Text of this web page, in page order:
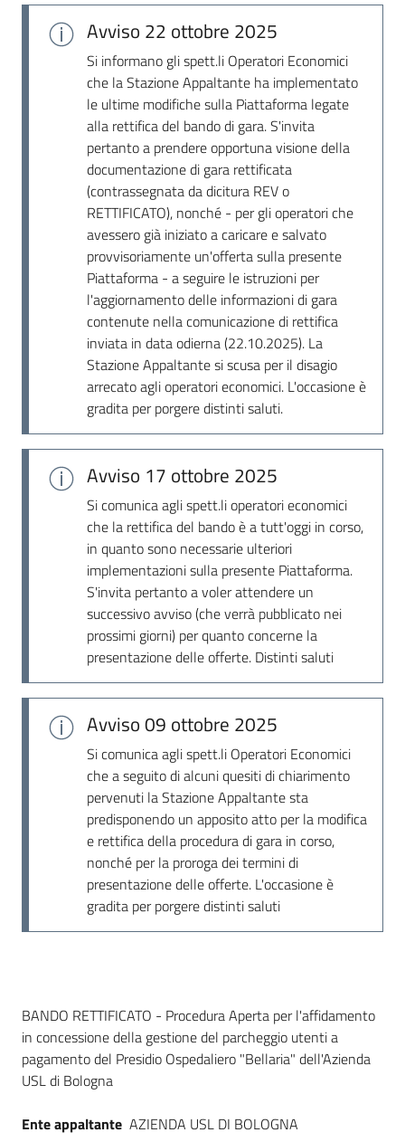
Piattaforme
telematiche
Avviso 22 ottobre 2025
Si informano gli spett.li Operatori Economici
che la Stazione Appaltante ha implementato
le ultime modifiche sulla Piattaforma legate
alla rettifica del bando di gara. S'invita
pertanto a prendere opportuna visione della
documentazione di gara rettificata
(contrassegnata da dicitura REV o
RETTIFICATO), nonché - per gli operatori che
avessero già iniziato a caricare e salvato
provvisoriamente un'offerta sulla presente
Piattaforma - a seguire le istruzioni per
l'aggiornamento delle informazioni di gara
contenute nella comunicazione di rettifica
inviata in data odierna (22.10.2025). La
Stazione Appaltante si scusa per il disagio
arrecato agli operatori economici. L'occasione è
gradita per porgere distinti saluti.
Avviso 17 ottobre 2025
Si comunica agli spett.li operatori economici
che la rettifica del bando è a tutt'oggi in corso,
in quanto sono necessarie ulteriori
implementazioni sulla presente Piattaforma.
S'invita pertanto a voler attendere un
successivo avviso (che verrà pubblicato nei
prossimi giorni) per quanto concerne la
presentazione delle offerte. Distinti saluti
Avviso09 ottobre 2025
Si comunica agli spett.li Operatori Economici
che a seguito di alcuni quesiti di chiarimento
pervenuti la Stazione Appaltante sta
predisponendo un apposito atto per la modifica
e rettifica della procedura di gara in corso,
nonché per la proroga dei termini di
presentazione delle offerte. L'occasione è
gradita per porgere distinti saluti
Dati del bando
BANDO RETTIFICATO - Procedura Aperta per l'affidamento
in concessione della gestione del parcheggio utenti a
pagamento del Presidio Ospedaliero "Bellaria" dell'Azienda
USL di Bologna
Ente appaltante AZIENDA USL DI BOLOGNA